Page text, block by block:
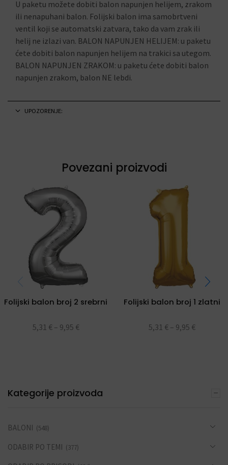
U paketu možete dobiti balon napunjen helijem, zrakom
ili nenapuhani balon. Folijski balon ima samobrtveni
ventil koji se automatski zatvara, tako da vam zrak ili
helij ne izlazi van. BALON NAPUNJEN HELIJEM: u paketu
ćete dobiti balon napunjen helijem na trakici sa utegom.
BALON NAPUNJEN ZRAKOM: u paketu ćete dobiti balon
napunjen zrakom, balon NE lebdi.
UPOZORENJE:
Povezani proizvodi
Folijski balon broj 2 srebrni
5,31 € – 9,95 €
Folijski balon broj 1 zlatni
5,31 € – 9,95 €
Kategorije proizvoda
BALONI (548)
ODABIR PO TEMI (377)